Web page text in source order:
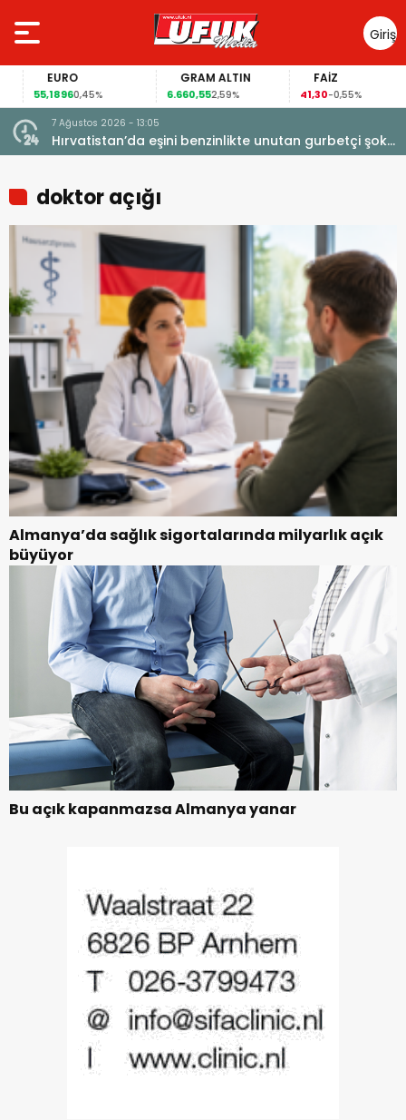
Giriş
Yap
EURO
55,18960,45%
GRAM ALTIN
6.660,552,59%
FAİZ
41,30-0,55%
7 Ağustos 2026 - 13:05
Hırvatistan’da eşini benzinlikte unutan gurbetçi şoke
oldu
doktor açığı
Almanya’da sağlık sigortalarında milyarlık açık
büyüyor
Bu açık kapanmazsa Almanya yanar